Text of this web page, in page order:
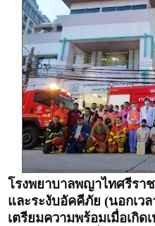
โรงพยาบาลพญาไทศรีร
และระงับอัคคีภัย (นอกเว
เตรียมความพร้อมเมื่อเกิด